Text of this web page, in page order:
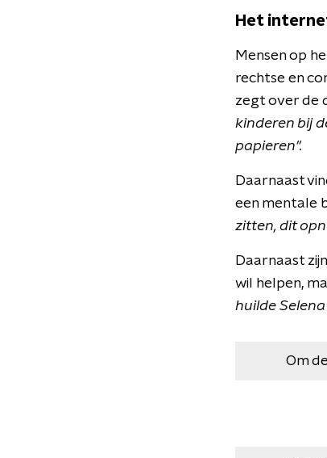
Het
Mensen op
rechtse en
zegt over de
kinderen bij
papieren".
Daarnaast
een mentale
zitten, dit
Daarnaast
wil helpen,
huilde Selena
Om